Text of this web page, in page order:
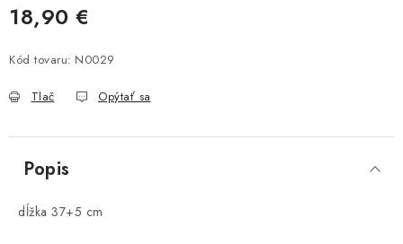
18,90 €
Kód tovaru: N0029
Tlač Opýtať sa
Popis
dĺžka 37+5 cm